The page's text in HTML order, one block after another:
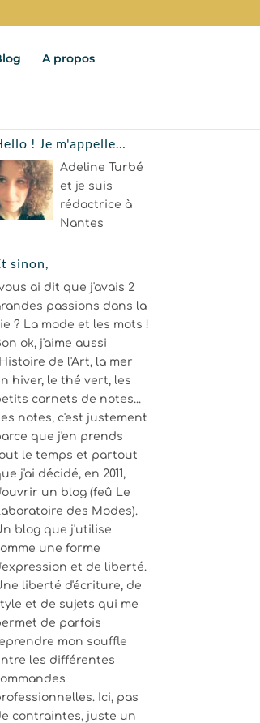
A propos
! Je m'appelle…
Adeline Turbé
et je suis
rédactrice à
Nantes
sinon,
ai dit que j'avais 2
passions dans la
? La mode et les mots !
ok, j'aime aussi
de l'Art, la mer
hiver, le thé vert, les
carnets de notes...
notes, c'est justement
que j'en prends
le temps et partout
j'ai décidé, en 2011,
un blog (feû Le
des Modes).
blog que j'utilise
une forme
et de liberté.
liberté d'écriture, de
et de sujets qui me
de parfois
mon souffle
les différentes
Ici, pas
contraintes, juste un